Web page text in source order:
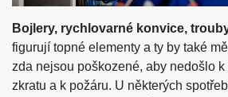
Bojlery, rychlovarné konvice,
figurují topné elementy a ty by také
zda nejsou poškozené, aby nedošlo
zkratu a k požáru. U některých